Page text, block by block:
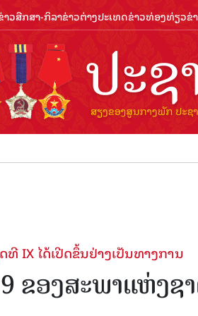
າວສືກສາ-ກິລາຂ່າວຕ່າງປະເທດຂ່າວທ່ອງທ່ຽວຂ່
IX ໄດ້ເປີດຂຶ້ນຢ່າງເປັນທາງການ
ຂອງສະພາແຫ່ງຊ